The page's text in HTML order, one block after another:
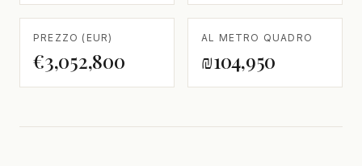
PREZZO (EUR)
€3,052,800
AL METRO QUADRO
₪104,950